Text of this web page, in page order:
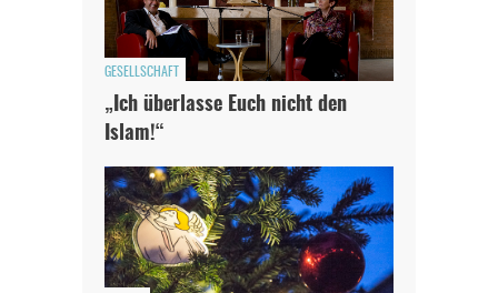
GESELLSCHAFT
„Ich überlasse Euch nicht den
Islam!“